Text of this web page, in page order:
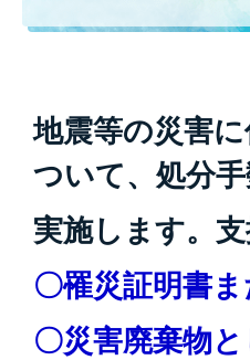
地震等の災害
ついて、処分
実施します。
〇罹災証明書
〇災害廃棄物